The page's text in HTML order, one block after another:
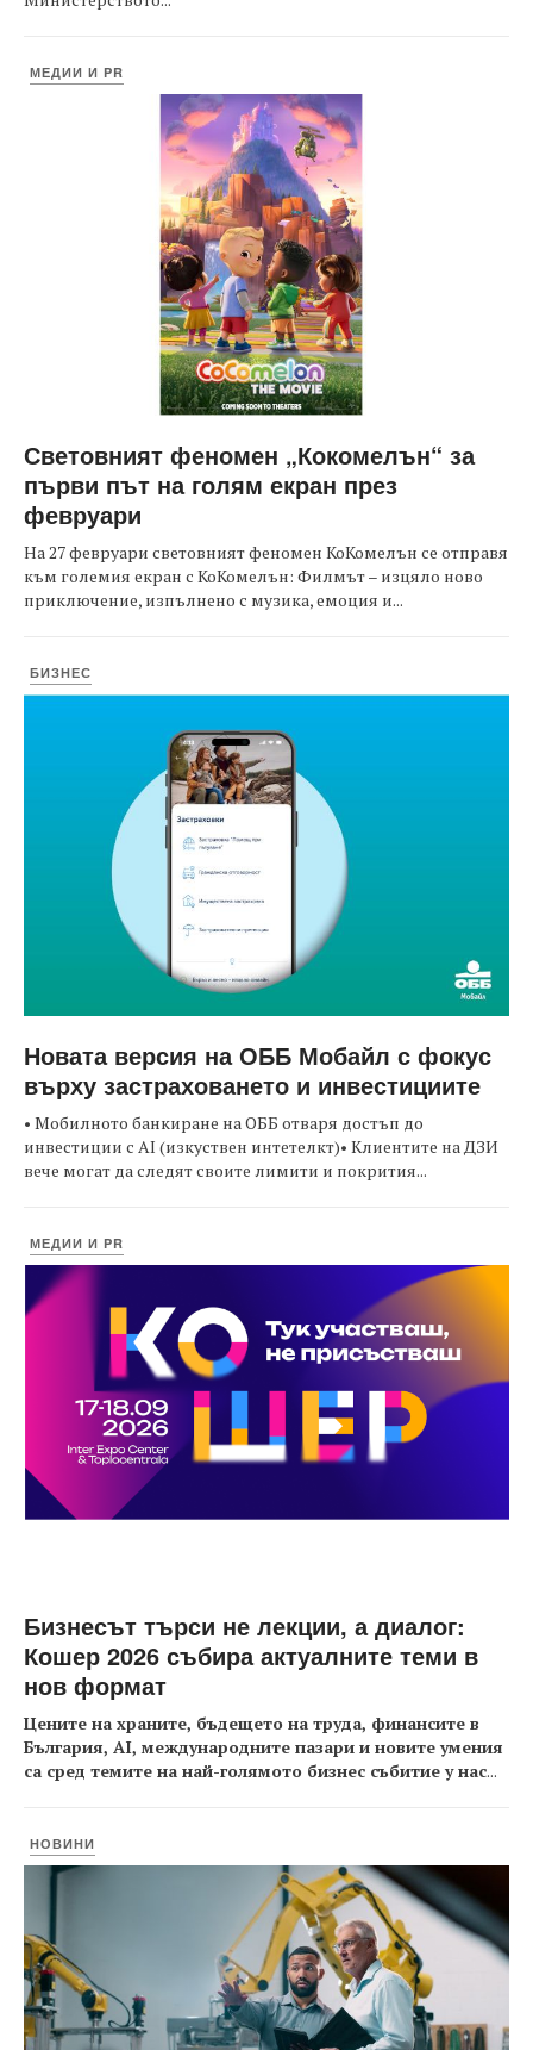
МЕДИИ И PR
Световният феномен „Кокомелън“ за
първи път на голям екран през
февруари
На 27 февруари световният феномен КоКомелън се отправя
към големия екран с КоКомелън: Филмът – изцяло ново
приключение, изпълнено с музика, емоция и...
БИЗНЕС
Новата версия на ОББ Мобайл с фокус
върху застраховането и инвестициите
• Мобилното банкиране на ОББ отваря достъп до
инвестиции с AI (изкуствен интетелкт)• Клиентите на ДЗИ
вече могат да следят своите лимити и покрития...
МЕДИИ И PR
Бизнесът търси не лекции, а диалог:
Кошер 2026 събира актуалните теми в
нов формат
Цените на храните, бъдещето на труда, финансите в
България, AI, международните пазари и новите умения
са сред темите на най-голямото бизнес събитие у нас...
НОВИНИ